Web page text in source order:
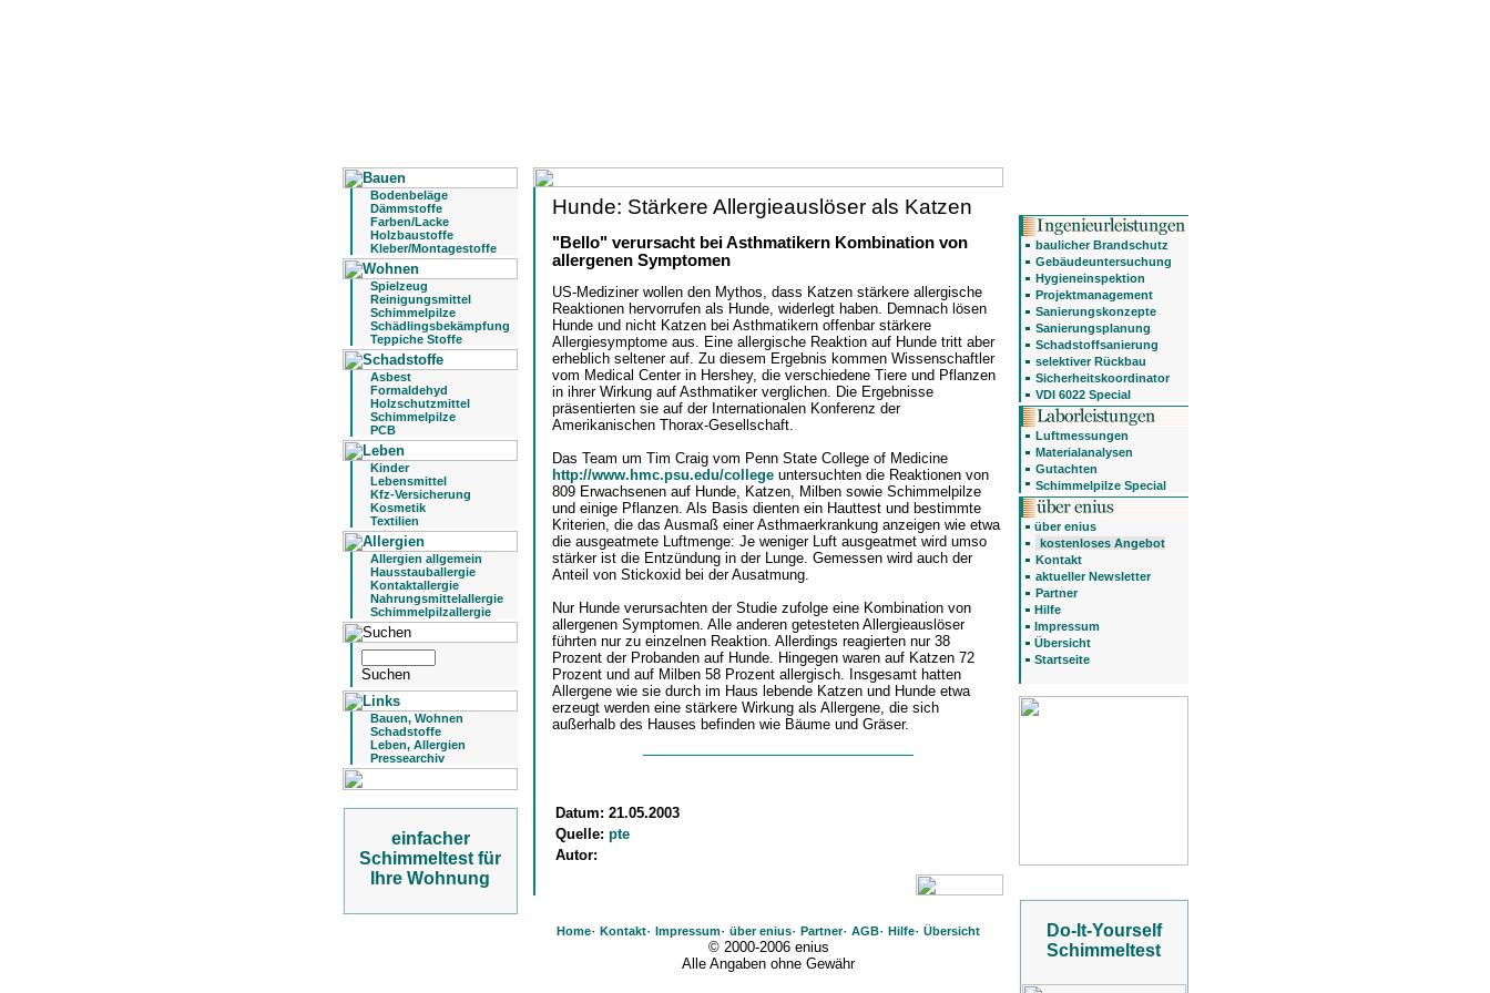
Bodenbeläge
Dämmstoffe
Farben/Lacke
Holzbaustoffe
Kleber/Montagestoffe
Spielzeug
Reinigungsmittel
Schimmelpilze
Schädlingsbekämpfung
Teppiche Stoffe
Asbest
Formaldehyd
Holzschutzmittel
Schimmelpilze
PCB
Kinder
Lebensmittel
Kfz-Versicherung
Kosmetik
Textilien
Allergien allgemein
Hausstauballergie
Kontaktallergie
Nahrungsmittelallergie
Schimmelpilzallergie
Bauen, Wohnen
Schadstoffe
Leben, Allergien
Pressearchiv
einfacher
Schimmeltest für
Ihre Wohnung
Hunde: Stärkere Allergieauslöser als Katzen
"Bello" verursacht bei Asthmatikern Kombination von
allergenen Symptomen
US-Mediziner wollen den Mythos, dass Katzen stärkere allergische
Reaktionen hervorrufen als Hunde, widerlegt haben. Demnach lösen
Hunde und nicht Katzen bei Asthmatikern offenbar stärkere
Allergiesymptome aus. Eine allergische Reaktion auf Hunde tritt aber
erheblich seltener auf. Zu diesem Ergebnis kommen Wissenschaftler
vom Medical Center in Hershey, die verschiedene Tiere und Pflanzen
in ihrer Wirkung auf Asthmatiker verglichen. Die Ergebnisse
präsentierten sie auf der Internationalen Konferenz der
Amerikanischen Thorax-Gesellschaft.
Das Team um Tim Craig vom Penn State College of Medicine
http://www.hmc.psu.edu/college untersuchten die Reaktionen von
809 Erwachsenen auf Hunde, Katzen, Milben sowie Schimmelpilze
und einige Pflanzen. Als Basis dienten ein Hauttest und bestimmte
Kriterien, die das Ausmaß einer Asthmaerkrankung anzeigen wie etwa
die ausgeatmete Luftmenge: Je weniger Luft ausgeatmet wird umso
stärker ist die Entzündung in der Lunge. Gemessen wird auch der
Anteil von Stickoxid bei der Ausatmung.
Nur Hunde verursachten der Studie zufolge eine Kombination von
allergenen Symptomen. Alle anderen getesteten Allergieauslöser
führten nur zu einzelnen Reaktion. Allerdings reagierten nur 38
Prozent der Probanden auf Hunde. Hingegen waren auf Katzen 72
Prozent und auf Milben 58 Prozent allergisch. Insgesamt hatten
Allergene wie sie durch im Haus lebende Katzen und Hunde etwa
erzeugt werden eine stärkere Wirkung als Allergene, die sich
außerhalb des Hauses befinden wie Bäume und Gräser.
Datum: 21.05.2003
Quelle: pte
Autor:
Home· Kontakt· Impressum· über enius· Partner· AGB· Hilfe· Übersicht
© 2000-2006 enius
Alle Angaben ohne Gewähr
baulicher Brandschutz
Gebäudeuntersuchung
Hygieneinspektion
Projektmanagement
Sanierungskonzepte
Sanierungsplanung
Schadstoffsanierung
selektiver Rückbau
Sicherheitskoordinator
VDI 6022 Special
Luftmessungen
Materialanalysen
Gutachten
Schimmelpilze Special
über enius
kostenloses Angebot
Kontakt
aktueller Newsletter
Partner
Hilfe
Impressum
Übersicht
Startseite
Do-It-Yourself
Schimmeltest